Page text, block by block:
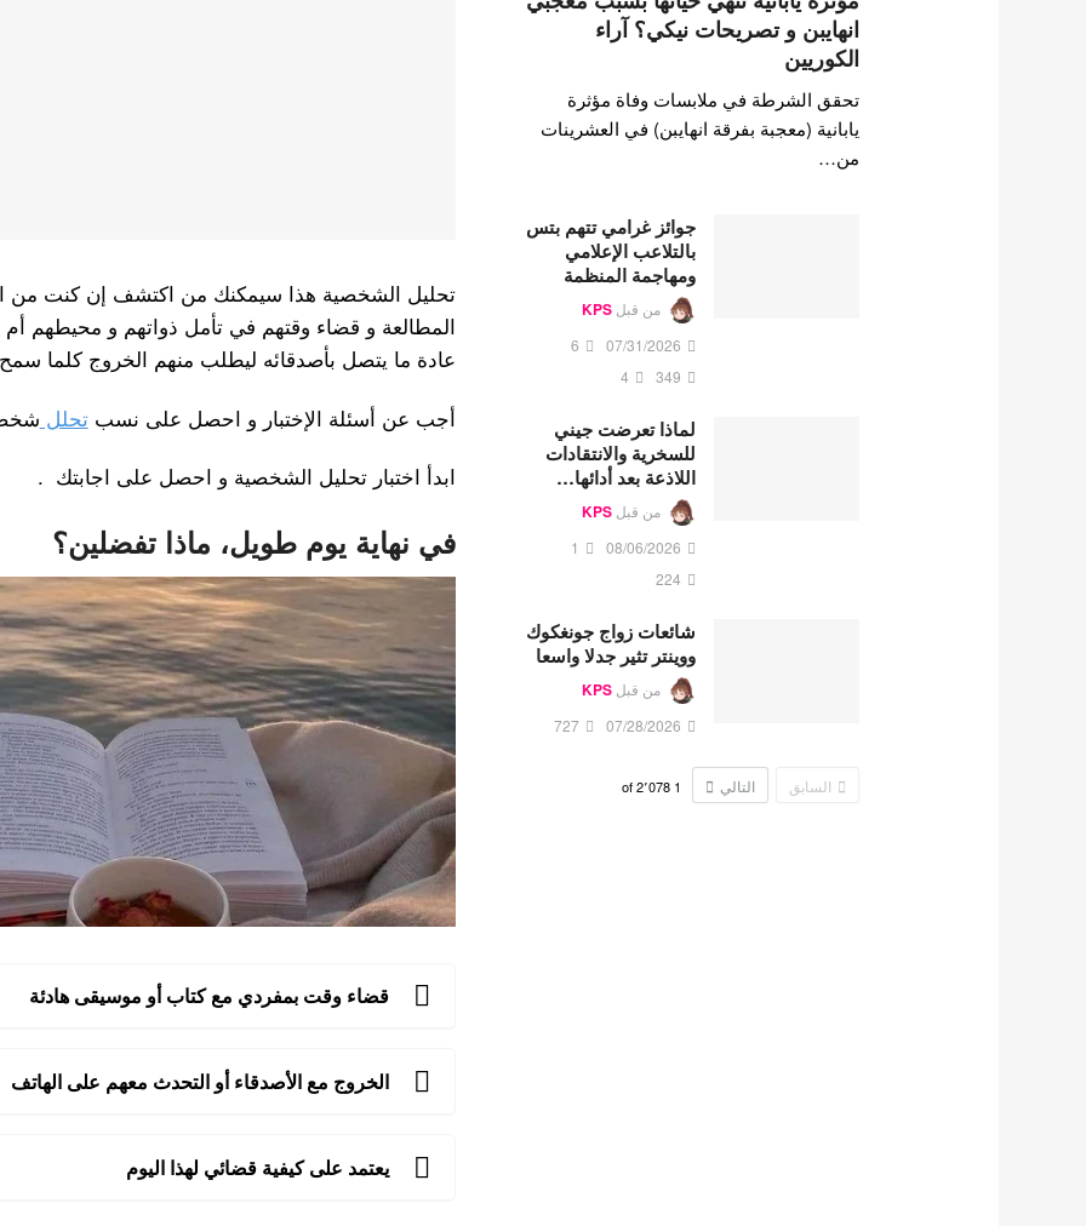
تحليل الشخصية هذا سيمكنك من اكتشف إن كنت من
المطالعة و قضاء وقتهم في تأمل ذواتهم و محيطهم
عادة ما يتصل بأصدقائه ليطلب منهم الخروج كلما
أجب عن أسئلة الإختبار و احصل على نسبتحلل
ابدأ اختبار تحليل الشخصية و احصل على اجابتك .
في نهاية يوم طويل، ماذا تفضلين؟
قضاء وقت بمفردي مع كتاب أو موسيقى هادئة
الخروج مع الأصدقاء أو التحدث معهم على الهاتف
يعتمد على كيفية قضائي لهذا اليوم
انهايبن و تصريحات نيكي؟ آراء
الكوريين
تحقق الشرطة في ملابسات وفاة مؤثرة
يابانية (معجبة بفرقة انهايبن) في العشرينات
من…
جوائز غرامي تتهم بتس
بالتلاعب الإعلامي
ومهاجمة المنظمة
من قبل KPS
07/31/2026
6
349
4
لماذا تعرضت جيني
للسخرية والانتقادات
اللاذعة بعد أدائها…
من قبل KPS
08/06/2026
1
224
شائعات زواج جونغكوك
ووينتر تثير جدلا واسعا
من قبل KPS
07/28/2026
727
السابق التالي 1 2٬078